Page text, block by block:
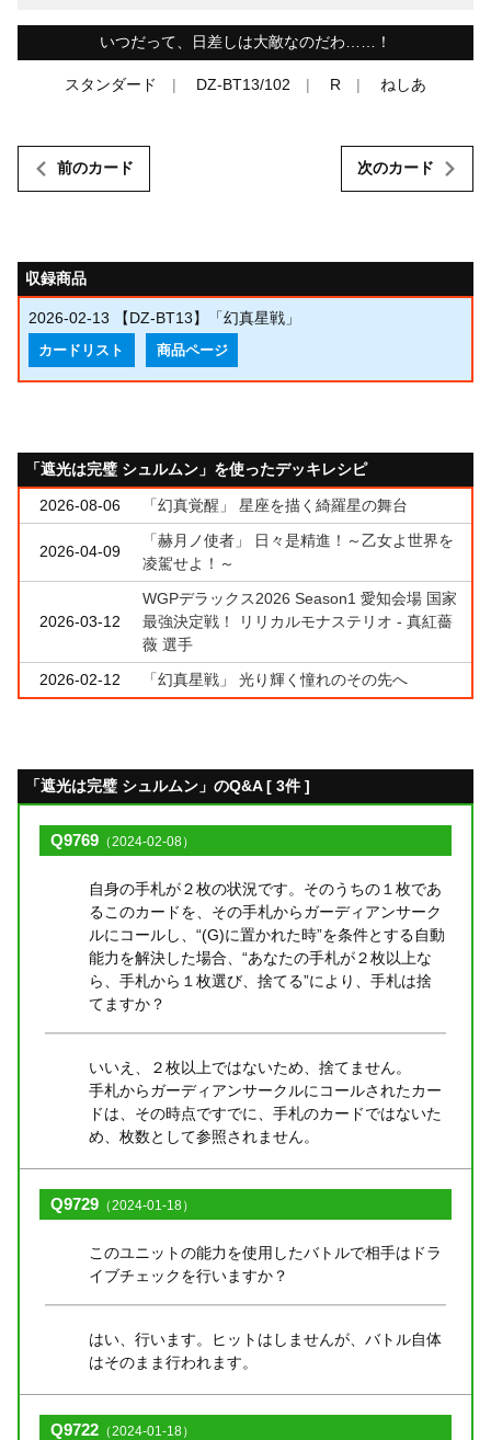
いつだって、日差しは大敵なのだわ……！
スタンダード DZ-BT13/102 R ねしあ
前のカード 次のカード
収録商品
2026-02-13 【DZ-BT13】「幻真星戦」
カードリスト 商品ページ
「遮光は完璧 シュルムン」を使ったデッキレシピ
2026-08-06 「幻真覚醒」 星座を描く綺羅星の舞台
2026-04-09
「赫月ノ使者」 日々是精進！～乙女よ世界を
凌駕せよ！～
2026-03-12
WGPデラックス2026 Season1 愛知会場 国家
最強決定戦！ リリカルモナステリオ - 真紅薔
薇 選手
2026-02-12
「幻真星戦」 光り輝く憧れのその先へ
「遮光は完璧 シュルムン」のQ&A [ 3件 ]
Q9769 （2024-02-08）
自身の手札が２枚の状況です。そのうちの１枚であ
るこのカードを、その手札からガーディアンサーク
ルにコールし、“(G)に置かれた時”を条件とする自動
能力を解決した場合、“あなたの手札が２枚以上な
ら、手札から１枚選び、捨てる”により、手札は捨
てますか？
いいえ、２枚以上ではないため、捨てません。
手札からガーディアンサークルにコールされたカー
ドは、その時点ですでに、手札のカードではないた
め、枚数として参照されません。
Q9729 （2024-01-18）
このユニットの能力を使用したバトルで相手はドラ
イブチェックを行いますか？
はい、行います。ヒットはしませんが、バトル自体
はそのまま行われます。
Q9722 （2024-01-18）